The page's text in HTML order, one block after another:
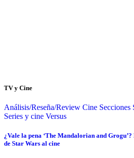
TV y Cine
Análisis/Reseña/Review Cine Secciones
Series y cine Versus
¿Vale la pena ‘The Mandalorian and
de Star Wars al cine